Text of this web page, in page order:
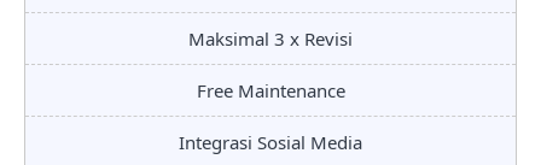
Maksimal 3 x Revisi
Free Maintenance
Integrasi Sosial Media